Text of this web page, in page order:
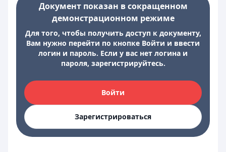
Документ показан в сокращенном
демонстрационном режиме
Для того, чтобы получить доступ к документу,
Вам нужно перейти по кнопке Войти и ввести
логин и пароль. Если у вас нет логина и
пароля, зарегистрируйтесь.
Войти
Зарегистрироваться